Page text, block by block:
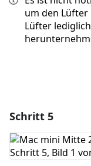
um den Lüfter
Lüfter
Kommentar
Schritt 5